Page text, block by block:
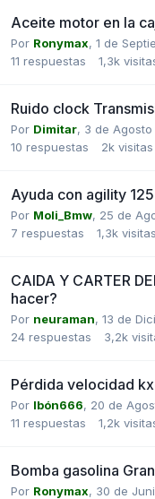
Aceite motor en la
Por Ronymax, 1 de
11 respuestas 1,3k
Ruido clock
Por Dimitar, 3 de
10 respuestas 2k visitas
Ayuda con agility 125
Por Moli_Bmw, 25 de
7 respuestas 1,3k visitas
CAIDA Y CARTER
hacer?
Por neuraman, 13 de
24 respuestas 3,2k
Pérdida velocidad
Por Ibón666, 20 de
11 respuestas 1,2k
Bomba gasolina
Por Ronymax, 30 de